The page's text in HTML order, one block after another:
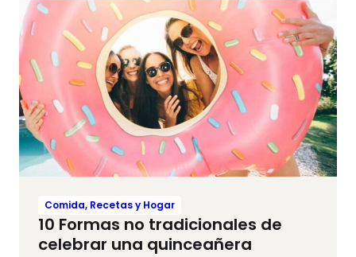
Comida, Recetas y Hogar
10 Formas no tradicionales de
celebrar una quinceañera